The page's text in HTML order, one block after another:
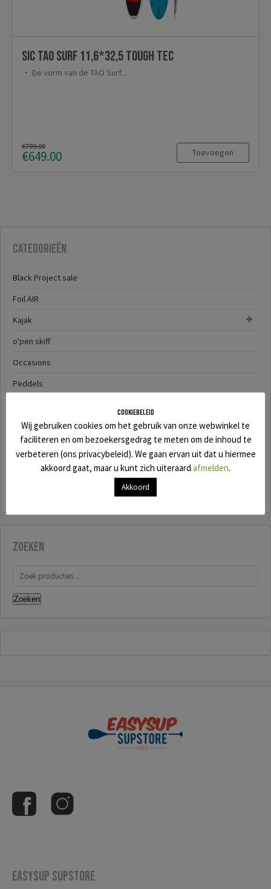
SIC TAO Surf 11,6*32,5 Tough Tec
De vorm van de TAO Surf...
€799.00
€649.00 Toevoegen
Categorieën
Black Project sale
Foil AIR
Kajak
o'pen skiff
Occasions
Peddels
SUP
Zoeken
Zoeken
Easysup Supstore
Cookiebeleid
Wij gebruiken cookies om het gebruik van onze webwinkel te
faciliteren en om bezoekersgedrag te meten om de inhoud te
verbeteren (ons privacybeleid). We gaan ervan uit dat u hiermee
akkoord gaat, maar u kunt zich uiteraard afmelden.
Akkoord